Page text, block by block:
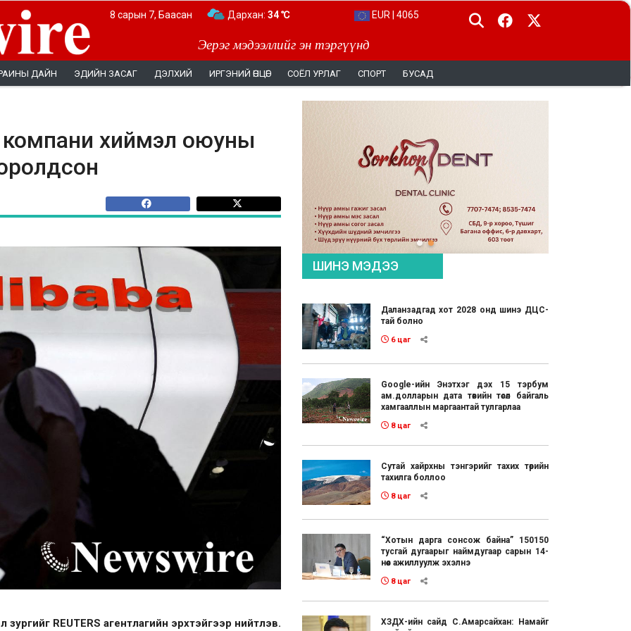
Эерэг мэдээллийг эн тэргүүнд
8 сарын 7, Баасан Дархан: 34 ℃ EUR | 4065
ДАЙН ЭДИЙН ЗАСАГ ДЭЛХИЙ ИРГЭНИЙ ӨНЦӨГ СОЁЛ УРЛАГ СПОРТ БУСАД
хиймэл оюуны
зургийг REUTERS агентлагийн эрхтэйгээр нийтлэв.
ШИНЭ МЭДЭЭ
Даланзадгад хот 2028 онд шинэ ДЦС-
тай болно
6 цаг
Google-ийн Энэтхэг дэх 15 тэрбум
ам.долларын дата төвийн төсөл байгаль
хамгааллын маргаантай тулгарлаа
8 цаг
Сутай хайрхны тэнгэрийг тахих төрийн
тахилга боллоо
8 цаг
“Хотын дарга сонсож байна” 150150
тусгай дугаарыг наймдугаар сарын 14-
нөөс ажиллуулж эхэлнэ
8 цаг
ХЗДХ-ийн сайд С.Амарсайхан: Намайг